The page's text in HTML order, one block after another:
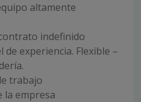
altamente
indefinido
de experiencia. Flexible –
trabajo
la empresa